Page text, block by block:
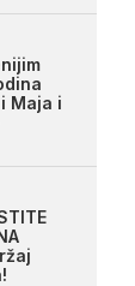
Maja i